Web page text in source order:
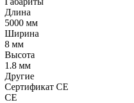
Длина
5000 мм
Ширина
8 мм
Высота
1.8 мм
Другие
Сертификат CE
CE